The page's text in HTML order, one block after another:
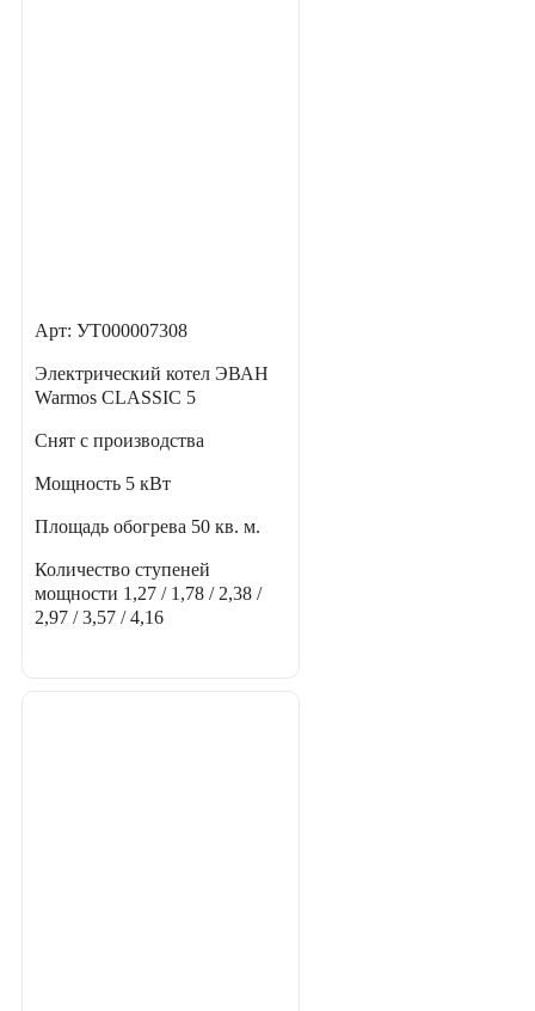
Арт: УТ000007308
Электрический котел ЭВАН
Warmos CLASSIC 5
Снят с производства
Мощность 5 кВт
Площадь обогрева 50 кв. м.
Количество ступеней
мощности 1,27 / 1,78 / 2,38 /
2,97 / 3,57 / 4,16